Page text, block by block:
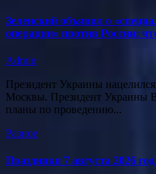
Зеленский объявил о
операции» против России:
Admin
Президент Украины нацелился на военнную промышленность
Москвы. Президент Украины
планы по проведению...
Разное
Праздники 7 августа 2026